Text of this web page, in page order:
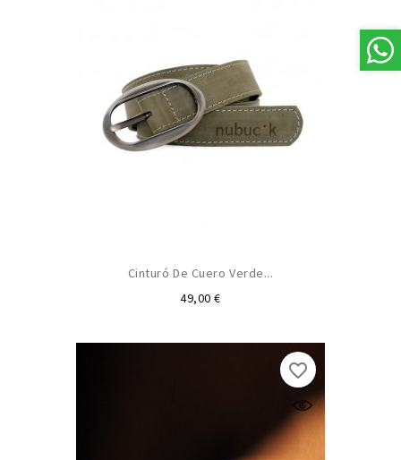
Cinturó De Cuero Verde...
49,00 €Precio
favorite_border